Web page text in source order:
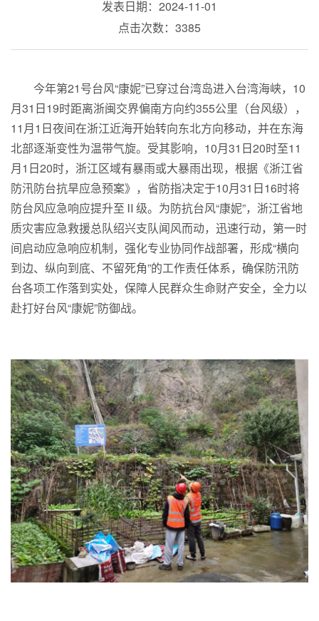
发表日期：2024-11-01
点击次数：3385
今年第21号台风“康妮”已穿过台湾岛进入台湾海峡，10
月31日19时距离浙闽交界偏南方向约355公里（台风级），
11月1日夜间在浙江近海开始转向东北方向移动，并在东海
北部逐渐变性为温带气旋。受其影响，10月31日20时至11
月1日20时，浙江区域有暴雨或大暴雨出现，根据《浙江省
防汛防台抗旱应急预案》，省防指决定于10月31日16时将
防台风应急响应提升至Ⅱ级。为防抗台风“康妮”，浙江省地
质灾害应急救援总队绍兴支队闻风而动，迅速行动，第一时
间启动应急响应机制，强化专业协同作战部署，形成“横向
到边、纵向到底、不留死角”的工作责任体系，确保防汛防
台各项工作落到实处，保障人民群众生命财产安全，全力以
赴打好台风“康妮”防御战。